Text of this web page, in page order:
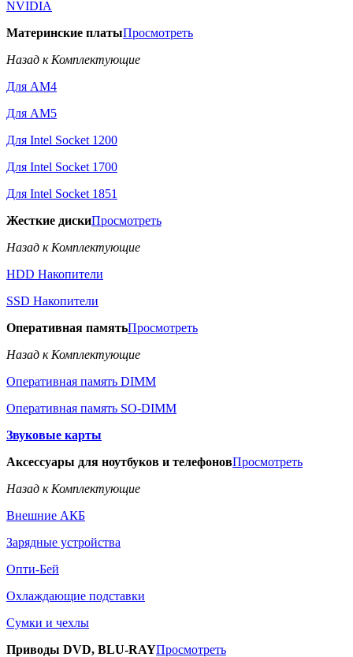
NVIDIA
Материнские платыПросмотреть
Назад к Комплектующие
Для AM4
Для AM5
Для Intel Socket 1200
Для Intel Socket 1700
Для Intel Socket 1851
Жесткие дискиПросмотреть
Назад к Комплектующие
HDD Накопители
SSD Накопители
Оперативная памятьПросмотреть
Назад к Комплектующие
Оперативная память DIMM
Оперативная память SO-DIMM
Звуковые карты
Аксессуары для ноутбуков и телефоновПросмотреть
Назад к Комплектующие
Внешние АКБ
Зарядные устройства
Опти-Бей
Охлаждающие подставки
Сумки и чехлы
Приводы DVD, BLU-RAYПросмотреть